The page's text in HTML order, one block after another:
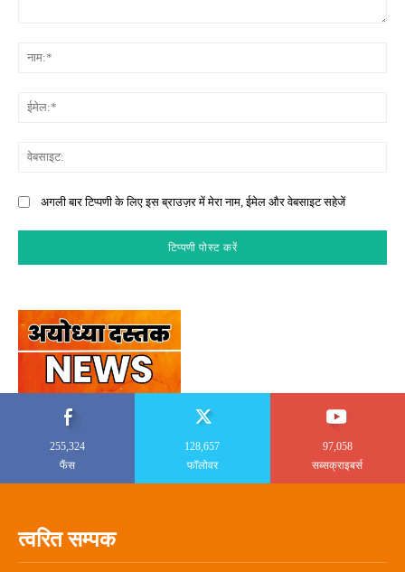
अगली बार टिप्पणी के लिए इस ब्राउज़र में मेरा नाम, ईमेल और वेबसाइट सहेजें
255,324
फैंस
128,657
फॉलोवर
97,058
सब्सक्राइबर्स
त्वरित सम्पक